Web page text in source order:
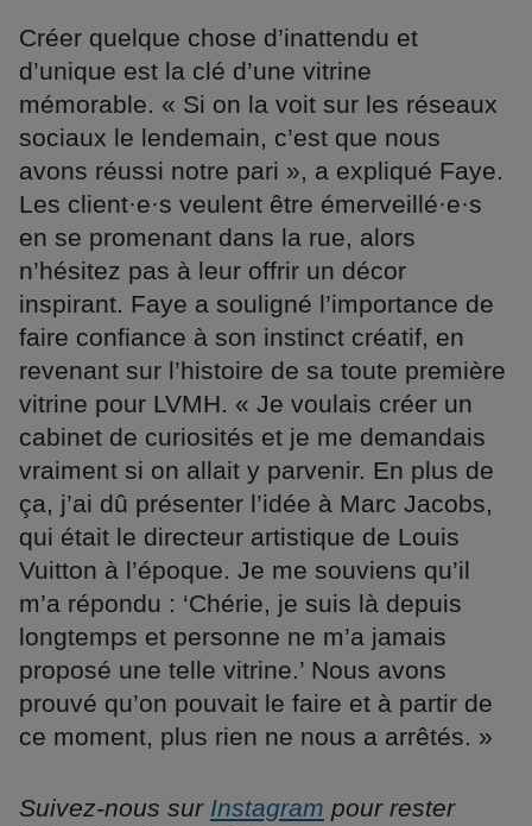
Créer quelque chose d’inattendu et
d’unique est la clé d’une vitrine
mémorable. « Si on la voit sur les réseaux
sociaux le lendemain, c’est que nous
avons réussi notre pari », a expliqué Faye.
Les client·e·s veulent être émerveillé·e·s
en se promenant dans la rue, alors
n’hésitez pas à leur offrir un décor
inspirant. Faye a souligné l’importance de
faire confiance à son instinct créatif, en
revenant sur l’histoire de sa toute première
vitrine pour LVMH. « Je voulais créer un
cabinet de curiosités et je me demandais
vraiment si on allait y parvenir. En plus de
ça, j’ai dû présenter l’idée à Marc Jacobs,
qui était le directeur artistique de Louis
Vuitton à l’époque. Je me souviens qu’il
m’a répondu : ‘Chérie, je suis là depuis
longtemps et personne ne m’a jamais
proposé une telle vitrine.’ Nous avons
prouvé qu’on pouvait le faire et à partir de
ce moment, plus rien ne nous a arrêtés. »
Suivez-nous sur Instagram pour rester